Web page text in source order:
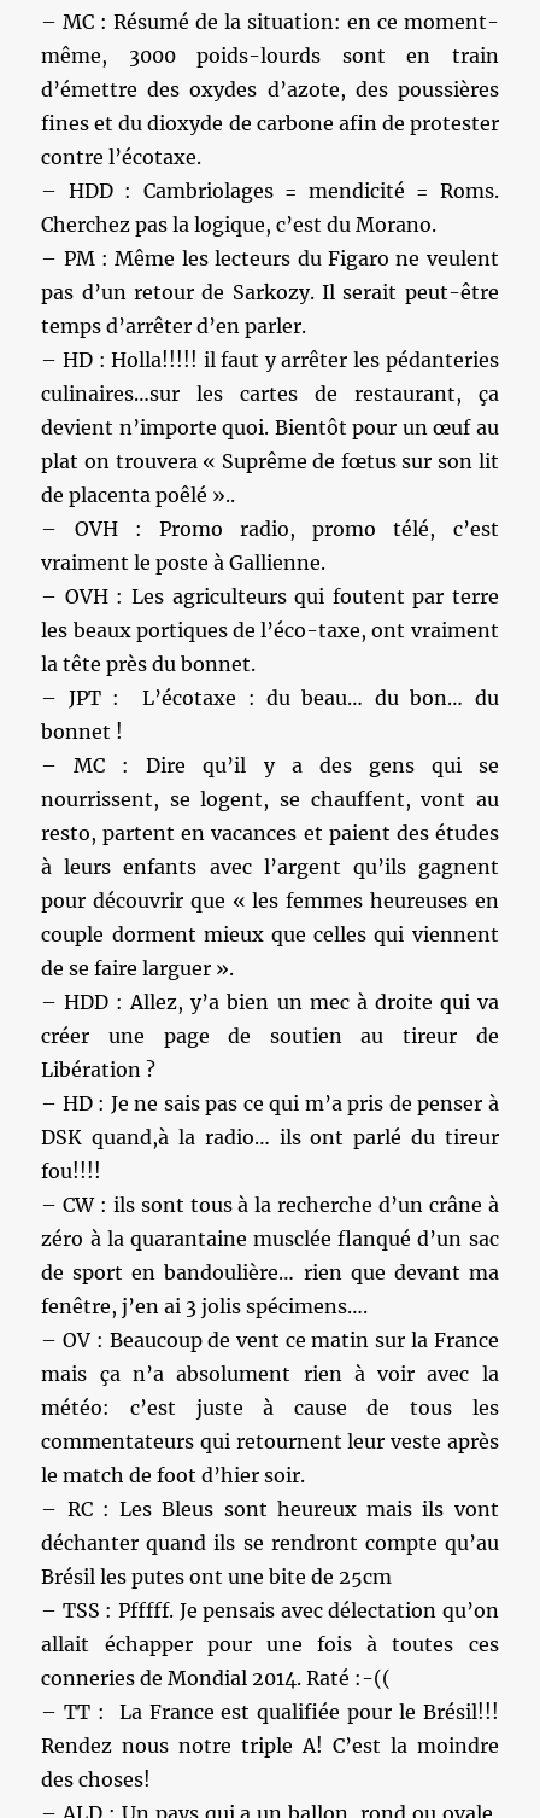
– MC : Résumé de la situation: en ce moment-
même, 3000 poids-lourds sont en train
d’émettre des oxydes d’azote, des poussières
fines et du dioxyde de carbone afin de protester
contre l’écotaxe.
– HDD : Cambriolages = mendicité = Roms.
Cherchez pas la logique, c’est du Morano.
– PM : Même les lecteurs du Figaro ne veulent
pas d’un retour de Sarkozy. Il serait peut-être
temps d’arrêter d’en parler.
– HD : Holla!!!!! il faut y arrêter les pédanteries
culinaires…sur les cartes de restaurant, ça
devient n’importe quoi. Bientôt pour un œuf au
plat on trouvera « Suprême de fœtus sur son lit
de placenta poêlé »..
– OVH : Promo radio, promo télé, c’est
vraiment le poste à Gallienne.
– OVH : Les agriculteurs qui foutent par terre
les beaux portiques de l’éco-taxe, ont vraiment
la tête près du bonnet.
– JPT : L’écotaxe : du beau… du bon… du
bonnet !
– MC : Dire qu’il y a des gens qui se
nourrissent, se logent, se chauffent, vont au
resto, partent en vacances et paient des études
à leurs enfants avec l’argent qu’ils gagnent
pour découvrir que « les femmes heureuses en
couple dorment mieux que celles qui viennent
de se faire larguer ».
– HDD : Allez, y’a bien un mec à droite qui va
créer une page de soutien au tireur de
Libération ?
– HD : Je ne sais pas ce qui m’a pris de penser à
DSK quand,à la radio… ils ont parlé du tireur
fou!!!!
– CW : ils sont tous à la recherche d’un crâne à
zéro à la quarantaine musclée flanqué d’un sac
de sport en bandoulière… rien que devant ma
fenêtre, j’en ai 3 jolis spécimens….
– OV : Beaucoup de vent ce matin sur la France
mais ça n’a absolument rien à voir avec la
météo: c’est juste à cause de tous les
commentateurs qui retournent leur veste après
le match de foot d’hier soir.
– RC : Les Bleus sont heureux mais ils vont
déchanter quand ils se rendront compte qu’au
Brésil les putes ont une bite de 25cm
– TSS : Pfffff. Je pensais avec délectation qu’on
allait échapper pour une fois à toutes ces
conneries de Mondial 2014. Raté :-((
– TT : La France est qualifiée pour le Brésil!!!
Rendez nous notre triple A! C’est la moindre
des choses!
– ALD : Un pays qui a un ballon, rond ou ovale,